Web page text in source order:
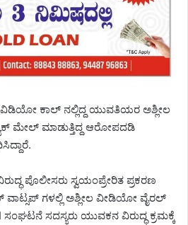
ವಿಡಿಯೋ ಕಾಲ್ ನಲ್ಲಿದ್ದ ಯುವತಿಯರ ಅಶ್ಲೀಲ
ಮೇಲ್ ಮಾಡುತ್ತಿದ್ದ ಆರೋಪದಡಿ
ಪೊಲೀಸರು ಸ್ವಯಂಪ್ರೇರಿತ ಪ್ರಕರಣ
ವಾಟ್ಸಪ್ ಗಳಲ್ಲಿ ಅಶ್ಲೀಲ ವೀಡಿಯೋ ವೈರಲ್
ಸಂಘಟನೆ ಸದಸ್ಯರು ಯುವಕನ ವಿರುದ್ಧ ಕ್ರಮಕ್ಕೆ